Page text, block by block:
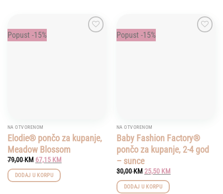
Popust -15%
NA OTVORENOM
Elodie® pončo za kupanje,
Meadow Blossom
79,00KM Original
price
was:
79,00 KM.
67,15 KMCurrent
price
DODAJ U KORPU
Popust -15%
NA OTVORENOM
Baby Fashion Factory®
pončo za kupanje, 2-4 god
– sunce
30,00KM Original
price
was:
30,00 KM.
25,50 KMCurrent
price
DODAJ U KORPU